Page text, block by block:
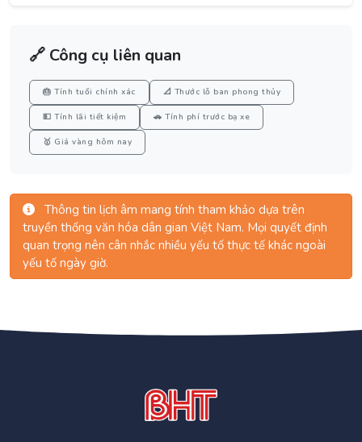
🔗 Công cụ liên quan
🎂 Tính tuổi chính xác 📐 Thước lỗ ban phong thủy
💵 Tính lãi tiết kiệm 🚗 Tính phí trước bạ xe
🥇 Giá vàng hôm nay
Thông tin lịch âm mang tính tham khảo dựa trên
truyền thống văn hóa dân gian Việt Nam. Mọi quyết định
quan trọng nên cân nhắc nhiều yếu tố thực tế khác ngoài
yếu tố ngày giờ.